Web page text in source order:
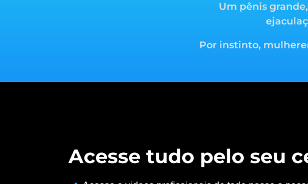
Um pênis
Por instinto,
Acesse tudo pelo seu